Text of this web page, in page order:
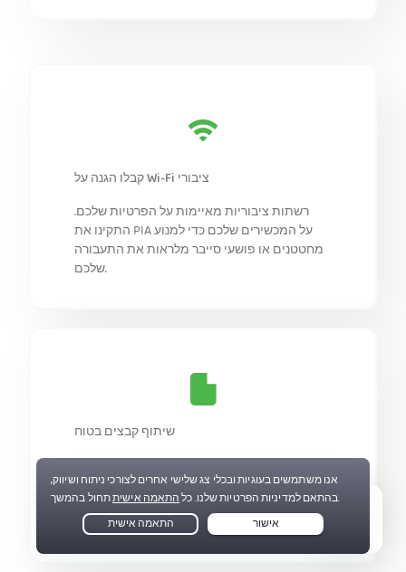
קבלו הגנה על Wi-Fi ציבורי
רשתות ציבוריות מאיימות על הפרטיות שלכם.
התקינו את PIA על המכשירים שלכם כדי למנוע
מחטטנים או פושעי סייבר מלראות את התעבורה
שלכם.
שיתוף קבצים בטוח
קבצים ברשת. התחברו ל-PIA והצפינו את המידע
שלכם כשאתם שולחים או עובדים עם קבצים
פרטיים.